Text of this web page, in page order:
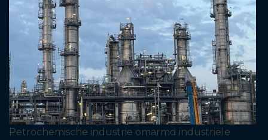
Petrochemische industrie omarmd industriële